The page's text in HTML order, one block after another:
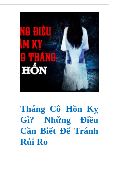
Tháng Cô Hồn Kỵ
Gì? Những Điều
Cần Biết Để Tránh
Rủi Ro